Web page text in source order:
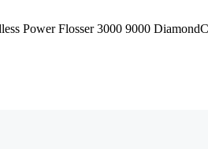
Power Flosser 3000 9000